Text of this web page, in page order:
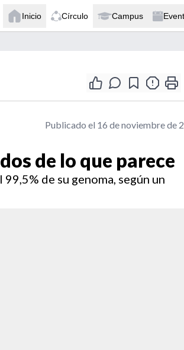
Inicio Círculo Campus
Publicado el 16 de noviembre de
de lo que parece
de su genoma, según un